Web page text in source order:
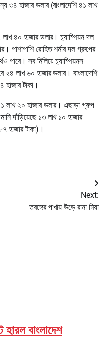
৩৪ হাজার ডলার (বাংলাদেশি ৪১ লাখ
লাখ ৪০ হাজার ডলার। চ্যাম্পিয়ন দল
পাশাপাশি রোহিত শর্মার দল গ্রুপের
পাবে। সব মিলিয়ে চ্যাম্পিয়নস
২৪ লাখ ৬০ হাজার ডলার। বাংলাদেশি
হাজার টাকা।
লাখ ২০ হাজার ডলার। এছাড়া গ্রুপ
দাঁড়িয়েছে ১৩ লাখ ১০ হাজার
হাজার টাকা)।
Next:
তরঙ্গের পাখায় উড়ে রানা মিয়া
হারল বাংলাদেশ